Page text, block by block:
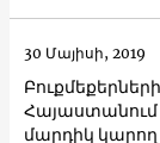
մարդիկ
30 Մայիսի, 2019